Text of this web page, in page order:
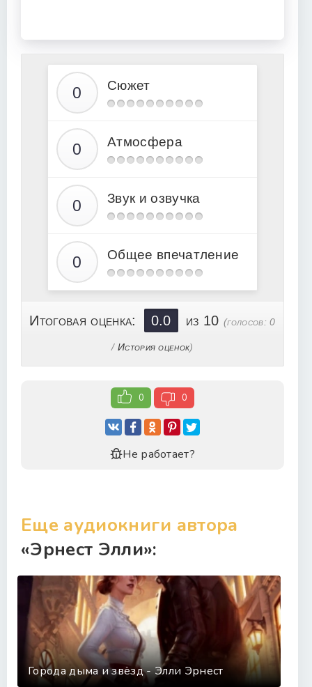
Сюжет
Атмосфера
Звук и озвучка
Общее впечатление
Итоговая оценка: 0.0 из 10(голосов:0
/ История оценок)
0 0
Не работает?
Еще аудиокниги автора
«Эрнест Элли»:
Города дыма и звёзд - Элли Эрнест